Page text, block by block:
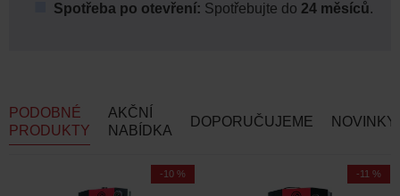
Spotřeba po otevření: Spotřebujte do 24 měsíců.
PODOBNÉ
PRODUKTY
AKČNÍ
NABÍDKA
DOPORUČUJEME NOVINKY
Doprava zdarma
-10 %
Doprava zdarma
-10 %